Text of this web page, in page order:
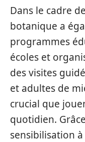
Dans le cadre
botanique a
programmes
écoles et
des visites
et adultes de
crucial que
quotidien.
sensibilisation